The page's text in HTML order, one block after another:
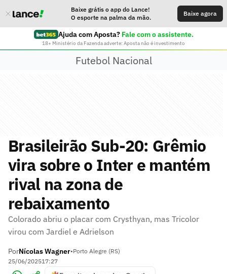
Baixe grátis o app do Lance!
O esporte na palma da mão.
Baixe agora
Ajuda com Aposta? Fale com o assistente.
18+ Ministério da Fazenda adverte: Aposta não é investimento
Futebol Nacional
Brasileirão Sub-20: Grêmio
vira sobre o Inter e mantém
rival na zona de
rebaixamento
Colorado abriu o placar com Crysthyan, mas Tricolor
virou com Jardiel e Adrielson
PorNícolas Wagner•Porto Alegre (RS)
25/06/202517:27